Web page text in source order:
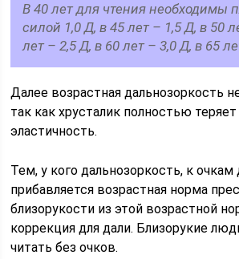
В 40 лет для чтения необходимы
силой 1,0 Д, в 45 лет – 1,5 Д, в 50
лет – 2,5 Д, в 60 лет – 3,0 Д, в 65
Далее возрастная дальнозоркость
так как хрусталик полностью
эластичность.
Тем, у кого дальнозоркость, к очкам
прибавляется возрастная норма
близорукости из этой возрастной
коррекция для дали. Близорукие
читать без очков.